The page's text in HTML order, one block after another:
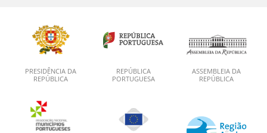
PRESIDÊNCIA DA
REPÚBLICA
REPÚBLICA
PORTUGUESA
ASSEMBLEIA DA
REPÚBLICA